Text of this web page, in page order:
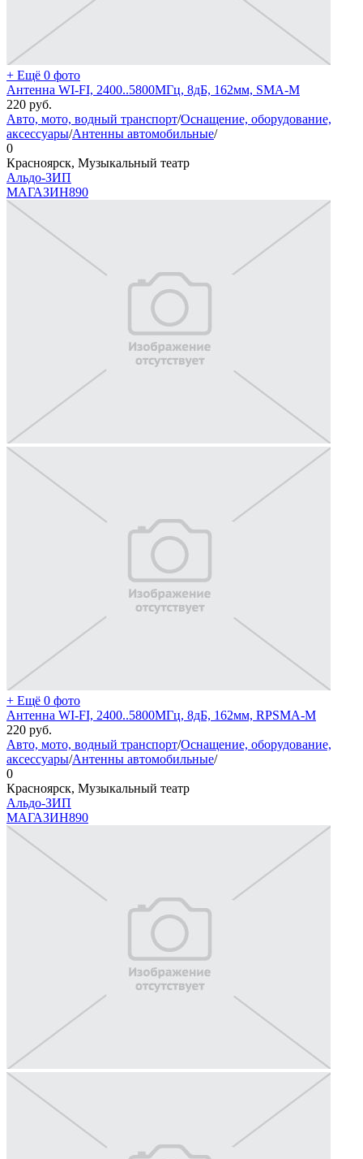
+ Ещё 0 фото
Антенна WI-FI, 2400..5800МГц, 8дБ, 162мм, SMA-M
220 руб.
Авто, мото, водный транспорт/Оснащение, оборудование,
аксессуары/Антенны автомобильные/
0
Красноярск, Музыкальный театр
Альдо-ЗИП
МАГАЗИН890
+ Ещё 0 фото
Антенна WI-FI, 2400..5800МГц, 8дБ, 162мм, RPSMA-M
220 руб.
Авто, мото, водный транспорт/Оснащение, оборудование,
аксессуары/Антенны автомобильные/
0
Красноярск, Музыкальный театр
Альдо-ЗИП
МАГАЗИН890